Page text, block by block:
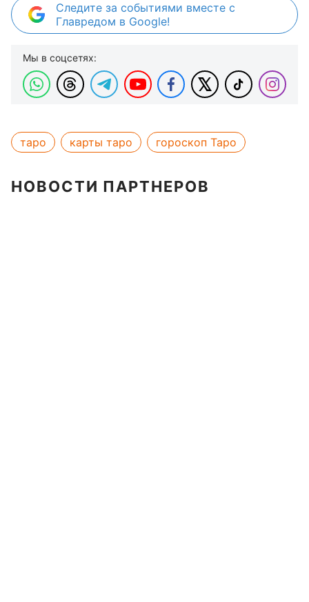
Следите за событиями вместе с
Главредом в Google!
Мы в соцсетях:
таро карты таро гороскоп Таро
НОВОСТИ ПАРТНЕРОВ